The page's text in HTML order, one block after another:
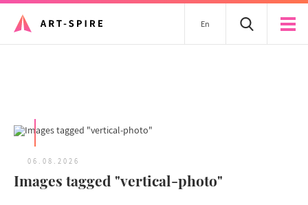
En
06.08.2026
Images tagged "vertical-photo"